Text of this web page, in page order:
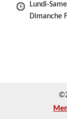
Lundi-
Dimanche